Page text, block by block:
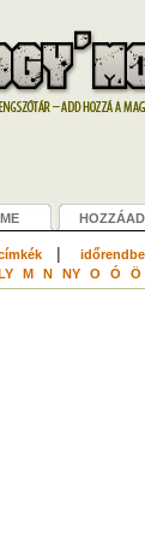
HOZZÁAD
|
M N NY O Ó Ö